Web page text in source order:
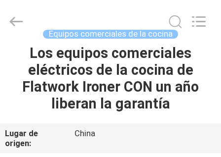
HOGAR
PRODUCTOS
SOBRE
Catering
equipments
Equipos comerciales de la cocina
Los equipos comerciales
eléctricos de la cocina de
Flatwork Ironer CON un año
liberan la garantía
Lugar de
origen:
China